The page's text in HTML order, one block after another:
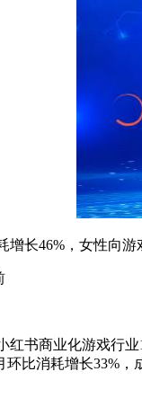
长46%，女性向游
商业化游戏行业
比消耗增长33%